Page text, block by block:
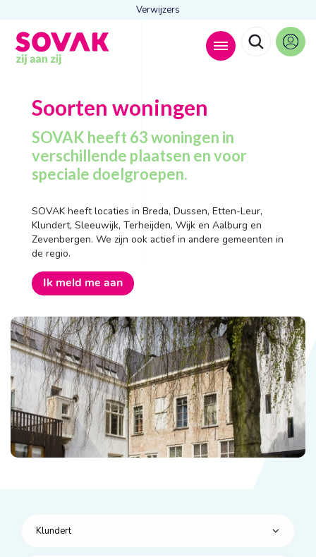
Verwijzers
Anderen zochten ook
Wonen
Dagbesteding
Behandelingen
Contact
Soorten woningen
SOVAK heeft 63 woningen in
verschillende plaatsen en voor
speciale doelgroepen.
SOVAK heeft locaties in Breda, Dussen, Etten-Leur,
Klundert, Sleeuwijk, Terheijden, Wijk en Aalburg en
Zevenbergen. We zijn ook actief in andere gemeenten in
de regio.
Ik meld me aan
Klundert